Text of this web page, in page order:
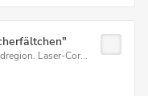
Laser-Cor...